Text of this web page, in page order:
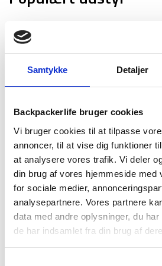
Samtykke Detaljer
Backpackerlife bruger cookies
Vi bruger cookies til at tilpasse
annoncer, til at vise dig funktioner
at analysere vores trafik. Vi deler
din brug af vores hjemmeside med
for sociale medier,
analysepartnere. Vores partnere
data med andre oplysninger, du
de har indsamlet fra din brug af
Hængekøje sovesystem -
Tarp Combi
oprindelige
var:
598 kr.
er:
349 kr.
Sovepose - Treklife Peak 3S - 3
oprindelige
pris
var:
799 kr.
pris
er:
349 kr.
Vandresandaler til herre – Merrell
Sport Convert – Sort
999krDen
oprindelige
pris
var:
999 kr.
549krDen
aktuelle
pris
er:
549 kr.
Outdoor/shelter pakke - Essentials
995krDen
oprindelige
pris
799krDen
aktuelle
pris
Pakkeposer - Cotopaxi Cubo
Bundle - Del Dia